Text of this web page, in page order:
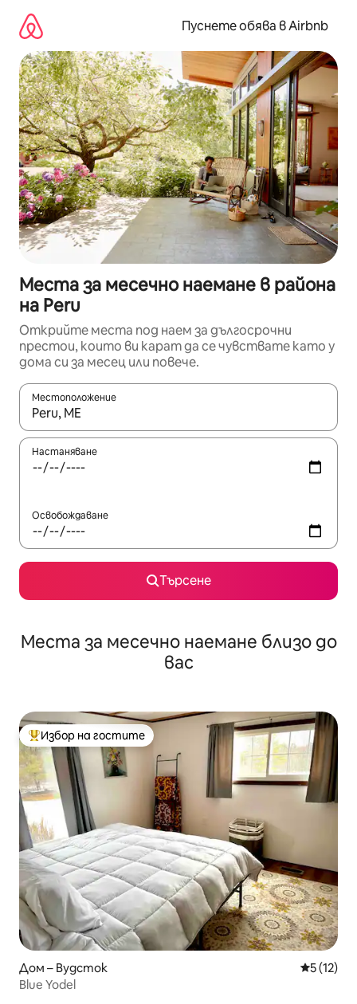
съдържанието
Пуснете обява в Airbnb
Места за месечно наемане в района
на Peru
Открийте места под наем за дългосрочни
престои, които ви карат да се чувствате като у
дома си за месец или повече.
Местоположение
Когато резултатите се покажат, използвайте
Настаняване
Освобождаване
Търсене
Места за месечно наемане близо до
вас
Най-популярен избор на гостите
Избор на гостите
Дом – Вудсток Средна
5 (12)
Blue Yodel